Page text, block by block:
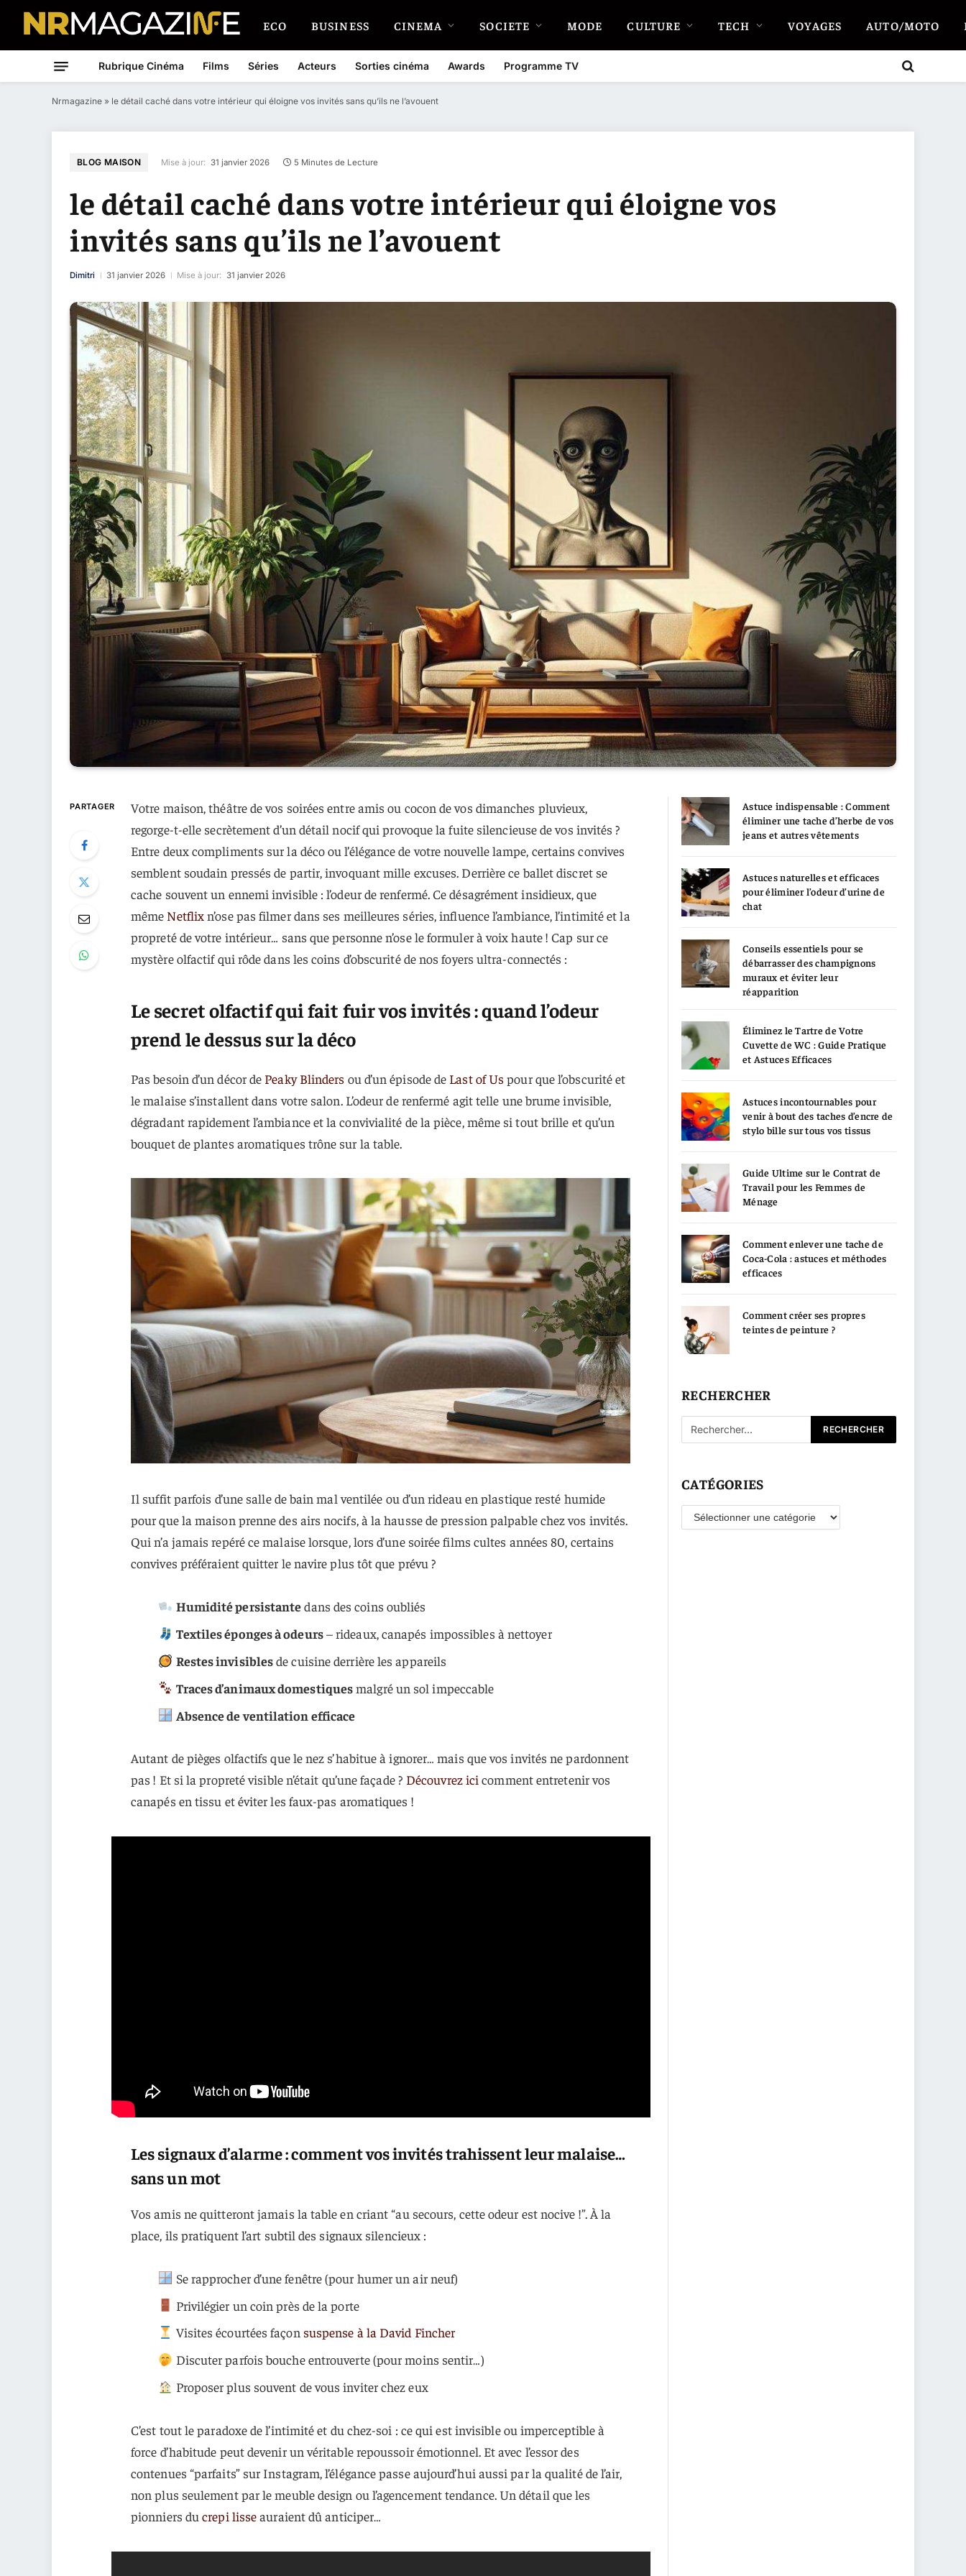
ECO BUSINESS CINEMA SOCIETE MODE CULTURE TECH VOYAGES AUTO/MOTO
Rubrique Cinéma Films Séries Acteurs Sorties cinéma Awards Programme TV
Nrmagazine » le détail caché dans votre intérieur qui éloigne vos invités sans qu’ils ne l’avouent
BLOG MAISON Mise à jour: 31 janvier 2026 5 Minutes de Lecture
le détail caché dans votre intérieur qui éloigne vos
invités sans qu’ils ne l’avouent
Dimitri 31 janvier 2026 Mise à jour: 31 janvier 2026
PARTAGER
Votre maison, théâtre de vos soirées entre amis ou cocon de vos dimanches pluvieux,
regorge-t-elle secrètement d’un détail nocif qui provoque la fuite silencieuse de vos invités ?
Entre deux compliments sur la déco ou l’élégance de votre nouvelle lampe, certains convives
semblent soudain pressés de partir, invoquant mille excuses. Derrière ce ballet discret se
cache souvent un ennemi invisible : l’odeur de renfermé. Ce désagrément insidieux, que
même Netflixn’ose pas filmer dans ses meilleures séries, influence l’ambiance, l’intimité et la
propreté de votre intérieur… sans que personne n’ose le formuler à voix haute ! Cap sur ce
mystère olfactif qui rôde dans les coins d’obscurité de nos foyers ultra-connectés :
Le secret olfactif qui fait fuir vos invités : quand l’odeur
prend le dessus sur la déco
Pas besoin d’un décor de Peaky Blinders ou d’un épisode de Last of Us pour que l’obscurité et
le malaise s’installent dans votre salon. L’odeur de renfermé agit telle une brume invisible,
dégradant rapidement l’ambiance et la convivialité de la pièce, même si tout brille et qu’un
bouquet de plantes aromatiques trône sur la table.
Il suffit parfois d’une salle de bain mal ventilée ou d’un rideau en plastique resté humide
pour que la maison prenne des airs nocifs, à la hausse de pression palpable chez vos invités.
Qui n’a jamais repéré ce malaise lorsque, lors d’une soirée films cultes années 80, certains
convives préféraient quitter le navire plus tôt que prévu ?
Humidité persistantedans des coins oubliés
Textiles éponges à odeurs– rideaux, canapés impossibles à nettoyer
Restes invisiblesde cuisine derrière les appareils
Traces d’animaux domestiquesmalgré un sol impeccable
Absence de ventilation efficace
Autant de pièges olfactifs que le nez s’habitue à ignorer… mais que vos invités ne pardonnent
pas ! Et si la propreté visible n’était qu’une façade ? Découvrez ici comment entretenir vos
canapés en tissu et éviter les faux-pas aromatiques !
Les signaux d’alarme : comment vos invités trahissent leur malaise…
sans un mot
Vos amis ne quitteront jamais la table en criant “au secours, cette odeur est nocive !”. À la
place, ils pratiquent l’art subtil des signaux silencieux :
Se rapprocher d’une fenêtre (pour humer un air neuf)
Privilégier un coin près de la porte
Visites écourtées façon suspense à la David Fincher
Discuter parfois bouche entrouverte (pour moins sentir…)
Proposer plus souvent de vous inviter chez eux
C’est tout le paradoxe de l’intimité et du chez-soi : ce qui est invisible ou imperceptible à
force d’habitude peut devenir un véritable repoussoir émotionnel. Et avec l’essor des
contenues “parfaits” sur Instagram, l’élégance passe aujourd’hui aussi par la qualité de l’air,
non plus seulement par le meuble design ou l’agencement tendance. Un détail que les
pionniers ducrepi lisseauraient dû anticiper…
Astuce indispensable : Comment
éliminer une tache d’herbe de vos
jeans et autres vêtements
Astuces naturelles et efficaces
pour éliminer l’odeur d’urine de
chat
Conseils essentiels pour se
débarrasser des champignons
muraux et éviter leur
réapparition
Éliminez le Tartre de Votre
Cuvette de WC : Guide Pratique
et Astuces Efficaces
Astuces incontournables pour
venir à bout des taches d’encre de
stylo bille sur tous vos tissus
Guide Ultime sur le Contrat de
Travail pour les Femmes de
Ménage
Comment enlever une tache de
Coca-Cola : astuces et méthodes
efficaces
Comment créer ses propres
teintes de peinture ?
RECHERCHER
CATÉGORIES
Catégories